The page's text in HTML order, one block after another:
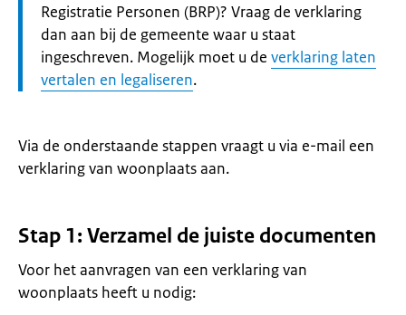
Registratie Personen (BRP)? Vraag de verklaring
dan aan bij de gemeente waar u staat
ingeschreven. Mogelijk moet u de verklaring laten
vertalen en legaliseren.
Via de onderstaande stappen vraagt u via e-mail een
verklaring van woonplaats aan.
Stap 1: Verzamel de juiste documenten
Voor het aanvragen van een verklaring van
woonplaats heeft u nodig: